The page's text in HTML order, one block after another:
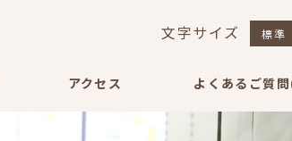
文字サイズ 標準
アクセス よくあるご質